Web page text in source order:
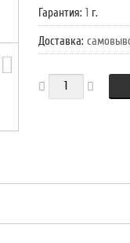
Гарантия: 1 г.
Доставка: